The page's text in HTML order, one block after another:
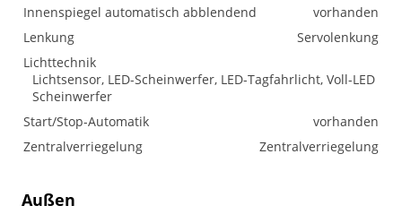
Innenspiegel automatisch abblendend
vorhanden
Lenkung
Servolenkung
Lichttechnik
Lichtsensor, LED-Scheinwerfer, LED-Tagfahrlicht, Voll-LED
Scheinwerfer
Start/Stop-Automatik
vorhanden
Zentralverriegelung
Zentralverriegelung
Außen